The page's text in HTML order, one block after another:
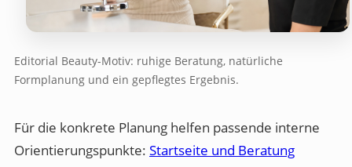
Editorial Beauty-Motiv: ruhige Beratung, natürliche
Formplanung und ein gepflegtes Ergebnis.
Für die konkrete Planung helfen passende interne
Orientierungspunkte: Startseite und Beratung